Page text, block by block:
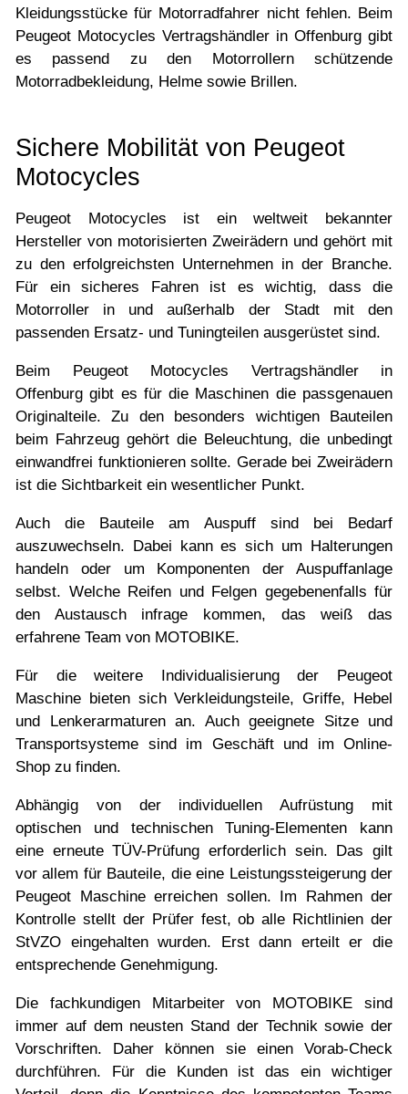
Kleidungsstücke für Motorradfahrer nicht fehlen. Beim
Peugeot Motocycles Vertragshändler in Offenburg gibt
es passend zu den Motorrollern schützende
Motorradbekleidung, Helme sowie Brillen.
Sichere Mobilität von Peugeot
Motocycles
Peugeot Motocycles ist ein weltweit bekannter
Hersteller von motorisierten Zweirädern und gehört mit
zu den erfolgreichsten Unternehmen in der Branche.
Für ein sicheres Fahren ist es wichtig, dass die
Motorroller in und außerhalb der Stadt mit den
passenden Ersatz- und Tuningteilen ausgerüstet sind.
Beim Peugeot Motocycles Vertragshändler in
Offenburg gibt es für die Maschinen die passgenauen
Originalteile. Zu den besonders wichtigen Bauteilen
beim Fahrzeug gehört die Beleuchtung, die unbedingt
einwandfrei funktionieren sollte. Gerade bei Zweirädern
ist die Sichtbarkeit ein wesentlicher Punkt.
Auch die Bauteile am Auspuff sind bei Bedarf
auszuwechseln. Dabei kann es sich um Halterungen
handeln oder um Komponenten der Auspuffanlage
selbst. Welche Reifen und Felgen gegebenenfalls für
den Austausch infrage kommen, das weiß das
erfahrene Team von MOTOBIKE.
Für die weitere Individualisierung der Peugeot
Maschine bieten sich Verkleidungsteile, Griffe, Hebel
und Lenkerarmaturen an. Auch geeignete Sitze und
Transportsysteme sind im Geschäft und im Online-
Shop zu finden.
Abhängig von der individuellen Aufrüstung mit
optischen und technischen Tuning-Elementen kann
eine erneute TÜV-Prüfung erforderlich sein. Das gilt
vor allem für Bauteile, die eine Leistungssteigerung der
Peugeot Maschine erreichen sollen. Im Rahmen der
Kontrolle stellt der Prüfer fest, ob alle Richtlinien der
StVZO eingehalten wurden. Erst dann erteilt er die
entsprechende Genehmigung.
Die fachkundigen Mitarbeiter von MOTOBIKE sind
immer auf dem neusten Stand der Technik sowie der
Vorschriften. Daher können sie einen Vorab-Check
durchführen. Für die Kunden ist das ein wichtiger